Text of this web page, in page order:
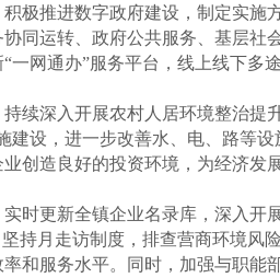
推进数字政府建设，制定实施
同运转、政府公共服务、基层社
一网通办”服务平台，线上线下多
深入开展农村人居环境整治提
建设，进一步改善水、电、路等设
创造良好的投资环境，为经济发
更新全镇企业名录库，深入开
持月走访制度，排查营商环境风
和服务水平。同时，加强与职能